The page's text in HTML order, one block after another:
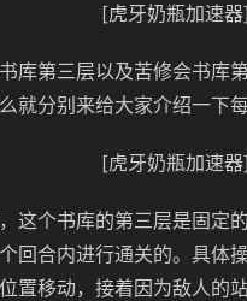
[虎牙奶瓶加速器]
库第三层以及苦修会书库
就分别来给大家介绍一下
[虎牙奶瓶加速器]
这个书库的第三层是固定
回合内进行通关的。具体
置移动，接着因为敌人的